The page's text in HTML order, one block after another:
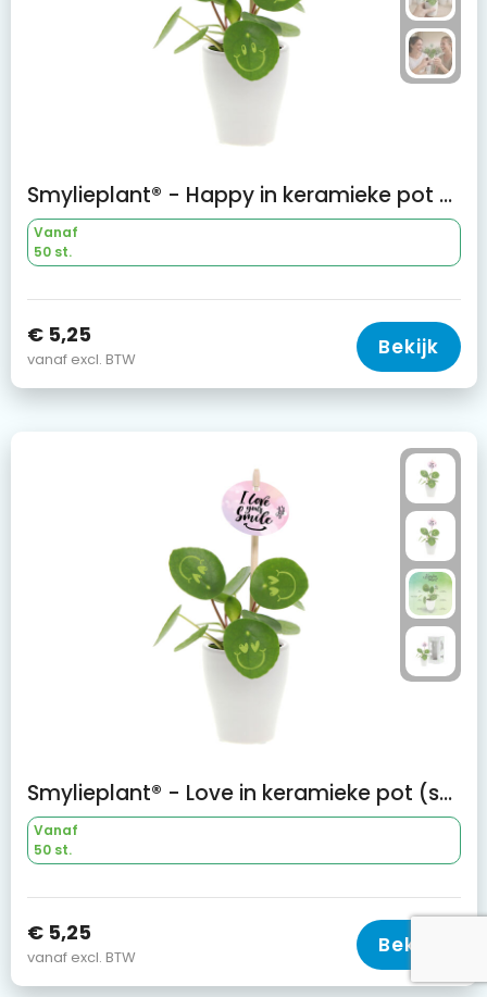
Smylieplant® - Happy in keramieke pot (small)
Vanaf
50 st.
€ 5,25
vanaf excl. BTW Bekijk
Smylieplant® - Love in keramieke pot (small)
Vanaf
50 st.
€ 5,25
vanaf excl. BTW Bekijk